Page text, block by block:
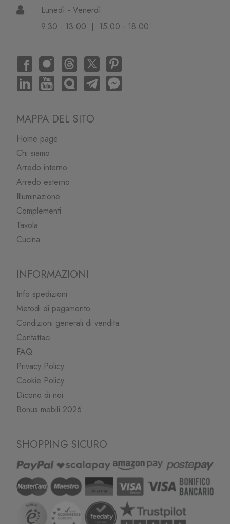
Lunedì - Venerdì
9.30 - 13.00 | 15.00 - 18.00
MAPPA DEL SITO
Home page
Chi siamo
Arredo interno
Arredo esterno
Illuminazione
Complementi
Tavola
Cucina
INFORMAZIONI
Info spedizioni
Metodi di pagamento
Condizioni generali di vendita
Contattaci
FAQ
Privacy Policy
Cookie Policy
Dicono di noi
Bonus mobili 2026
SHOPPING SICURO